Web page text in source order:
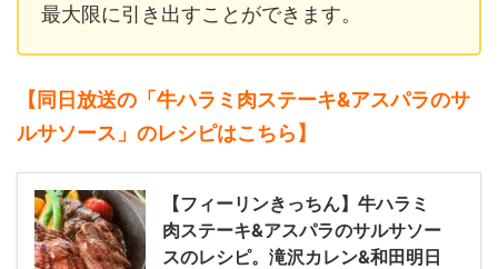
最大限に引き出すことができます。
【同日放送の「牛ハラミ肉ステーキ&アスパラのサ
ルサソース」のレシピはこちら】
【フィーリンきっちん】牛ハラミ
肉ステーキ&アスパラのサルサソー
スのレシピ。滝沢カレン&和田明日